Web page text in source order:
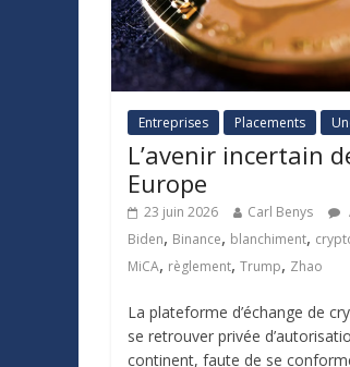
Entreprises Placements
L’avenir incertain
Europe
23 juin 2026 Carl Benys
Biden, Binance, blanchiment,
MiCA, règlement, Trump, Zhao
La plateforme d’échange de
se retrouver privée
continent, faute de se